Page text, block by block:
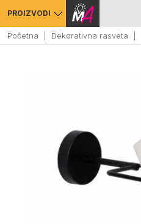
PROIZVODI
Početna Dekorativna rasveta